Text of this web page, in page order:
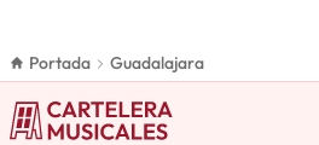
Portada Guadalajara